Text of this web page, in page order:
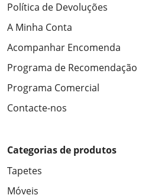
Política de Devoluções
A Minha Conta
Acompanhar Encomenda
Programa de Recomendação
Programa Comercial
Contacte-nos
Categorias de produtos
Tapetes
Móveis